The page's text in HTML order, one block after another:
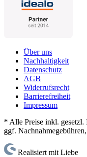
Über uns
Nachhaltigkeit
Datenschutz
AGB
Widerrufsrecht
Barrierefreiheit
Impressum
* Alle Preise inkl. gesetzl.
ggf.
Realisiert mit Liebe